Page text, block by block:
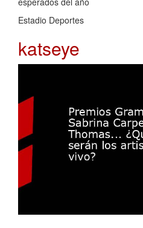
Estadio Deportes
katseye